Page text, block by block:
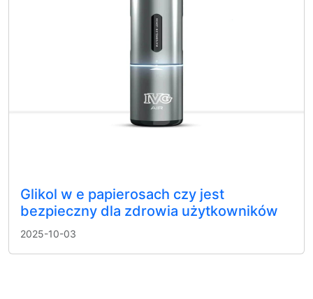
Glikol w e papierosach czy jest
bezpieczny dla zdrowia użytkowników
2025-10-03